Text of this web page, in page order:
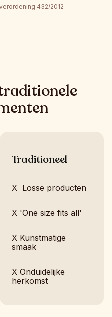
432/2012
Traditioneel
X  Losse producten
X 'One size fits all'
X Kunstmatige
smaak
X Onduidelijke
herkomst